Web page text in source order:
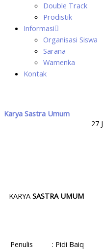
Double Track
Prodistik
Informasi
Organisasi Siswa
Sarana
Wamenka
Kontak
Karya Sastra Umum
27
KARYA SASTRA UMUM
Penulis : Pidi Baiq